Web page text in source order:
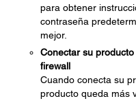
para obtener
contraseña
mejor.
Conectar su
firewall
Cuando conecta su
producto queda más